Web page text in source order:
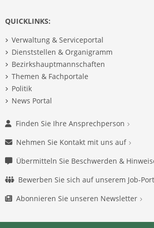
QUICKLINKS:
Verwaltung & Serviceportal
Dienststellen & Organigramm
Bezirkshauptmannschaften
Themen & Fachportale
Politik
News Portal
Finden Sie Ihre Ansprechperson
Nehmen Sie Kontakt mit uns auf
Übermitteln Sie Beschwerden &
Bewerben Sie sich auf unserem Job-
Abonnieren Sie unseren Newsletter